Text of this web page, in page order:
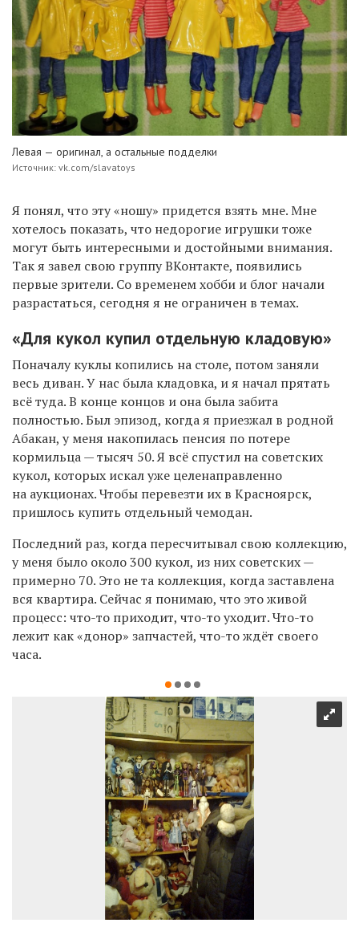
Левая — оригинал, а остальные подделки
Источник: vk.com/slavatoys
Я понял, что эту «ношу» придется взять мне. Мне
хотелось показать, что недорогие игрушки тоже
могут быть интересными и достойными внимания.
Так я завел свою группу ВКонтакте, появились
первые зрители. Со временем хобби и блог начали
разрастаться, сегодня я не ограничен в темах.
«Для кукол купил отдельную кладовую»
Поначалу куклы копились на столе, потом заняли
весь диван. У нас была кладовка, и я начал прятать
всё туда. В конце концов и она была забита
полностью. Был эпизод, когда я приезжал в родной
Абакан, у меня накопилась пенсия по потере
кормильца — тысяч 50. Я всё спустил на советских
кукол, которых искал уже целенаправленно
на аукционах. Чтобы перевезти их в Красноярск,
пришлось купить отдельный чемодан.
Последний раз, когда пересчитывал свою коллекцию,
у меня было около 300 кукол, из них советских —
примерно 70. Это не та коллекция, когда заставлена
вся квартира. Сейчас я понимаю, что это живой
процесс: что-то приходит, что-то уходит. Что-то
лежит как «донор» запчастей, что-то ждёт своего
часа.